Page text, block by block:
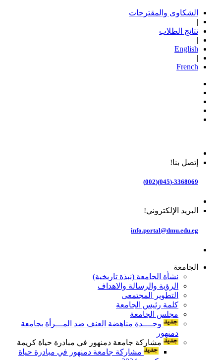
الشكاوى والمقترحات
|
نتائج الطلاب
|
English
|
French
إتصل بنا!
3368069-(045)(002)
البريد الإلكتروني!
info.portal@dmu.edu.eg
الجامعة
نشأة الجامعة (نبذة تاريخية)
الرؤية والرسالة والاهداف
التطوير المجتمعى
كلمة رئيس الجامعة
مجلس الجامعة
وحــــدة مناهضة العنف ضد المـــرأة بجامعة
دمنهور
مشاركة جامعة دمنهور في مبادرة حياة كريمة
مشاركة جامعة دمنهور في مبادرة حياة